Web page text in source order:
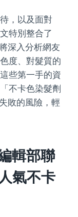
，以及面對
特別整合了
深入分析網友
度、對髮質的
些第一手的資
不卡色染髮劑
敗的風險，輕
輯部聯
氣不卡